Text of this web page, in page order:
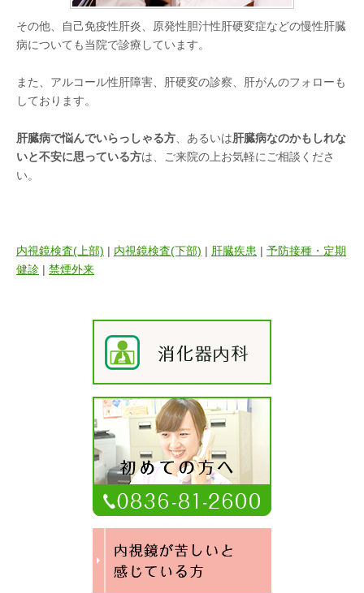
その他、自己免疫性肝炎、原発性胆汁性肝硬変症などの慢性肝臓
病についても当院で診療しています。
また、アルコール性肝障害、肝硬変の診察、肝がんのフォローも
しております。
肝臓病で悩んでいらっしゃる方、あるいは肝臓病なのかもしれな
いと不安に思っている方は、ご来院の上お気軽にご相談くださ
い。
内視鏡検査(上部) | 内視鏡検査(下部) | 肝臓疾患 | 予防接種・定期
健診 | 禁煙外来